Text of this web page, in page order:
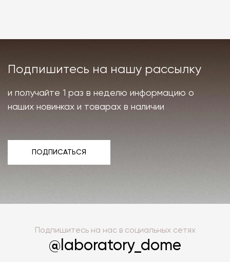
Подпишитесь на нашу рассылку
и получайте 1 раз в неделю информацию о
наших новинках и товарах в наличии
ПОДПИСАТЬСЯ
Подпишитесь на нас в социальных сетях
@laboratory_dome